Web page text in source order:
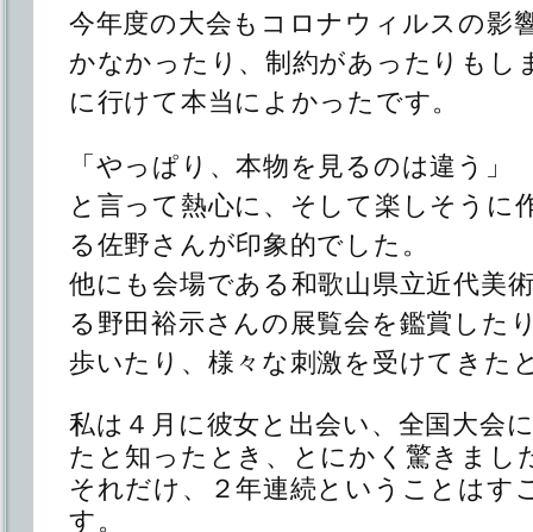
今年度の大会もコロナウィルスの影
かなかったり、制約があったりもし
に行けて本当によかったです。
「やっぱり、本物を見るのは違う」
と言って熱心に、そして楽しそうに
る佐野さんが印象的でした。
他にも会場である和歌山県立近代美
る野田裕示さんの展覧会を鑑賞した
歩いたり、様々な刺激を受けてきた
私は４月に彼女と出会い、全国大会
たと知ったとき、とにかく驚きまし
それだけ、２年連続ということはす
す。